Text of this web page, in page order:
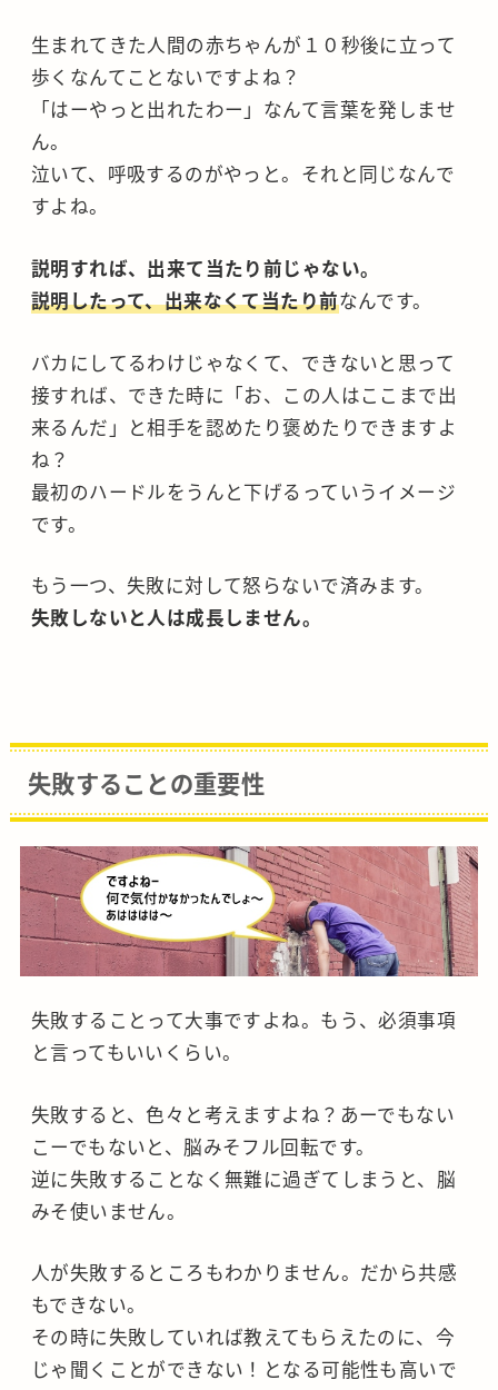
生まれてきた人間の赤ちゃんが１０秒後に立って
歩くなんてことないですよね？
「はーやっと出れたわー」なんて言葉を発しませ
ん。
泣いて、呼吸するのがやっと。それと同じなんで
すよね。
説明すれば、出来て当たり前じゃない。
説明したって、出来なくて当たり前なんです。
バカにしてるわけじゃなくて、できないと思って
接すれば、できた時に「お、この人はここまで出
来るんだ」と相手を認めたり褒めたりできますよ
ね？
最初のハードルをうんと下げるっていうイメージ
です。
もう一つ、失敗に対して怒らないで済みます。
失敗しないと人は成長しません。
失敗することの重要性
失敗することって大事ですよね。もう、必須事項
と言ってもいいくらい。
失敗すると、色々と考えますよね？あーでもない
こーでもないと、脳みそフル回転です。
逆に失敗することなく無難に過ぎてしまうと、脳
みそ使いません。
人が失敗するところもわかりません。だから共感
もできない。
その時に失敗していれば教えてもらえたのに、今
じゃ聞くことができない！となる可能性も高いで